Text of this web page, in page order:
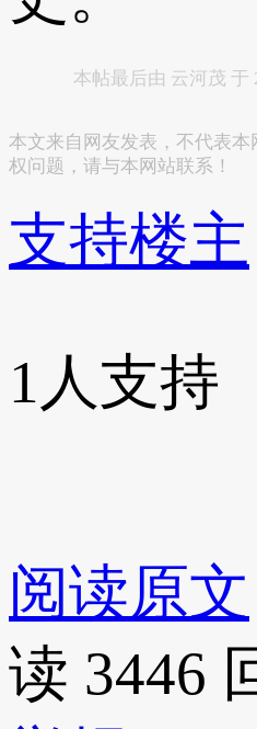
本帖最后由 云河茂 于
本文来自网友发表，不代表
权问题，请与本网站联系！
支持楼主
1人支持
阅读原文
读 3446